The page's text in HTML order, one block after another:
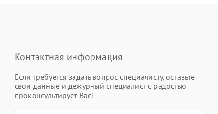
Контактная информация
Если требуется задать вопрос специалисту, оставьте
свои данные и дежурный специалист с радостью
проконсультирует Вас!